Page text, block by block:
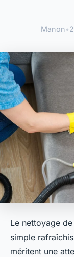
Manon•
Le nettoyage
simple
méritent une